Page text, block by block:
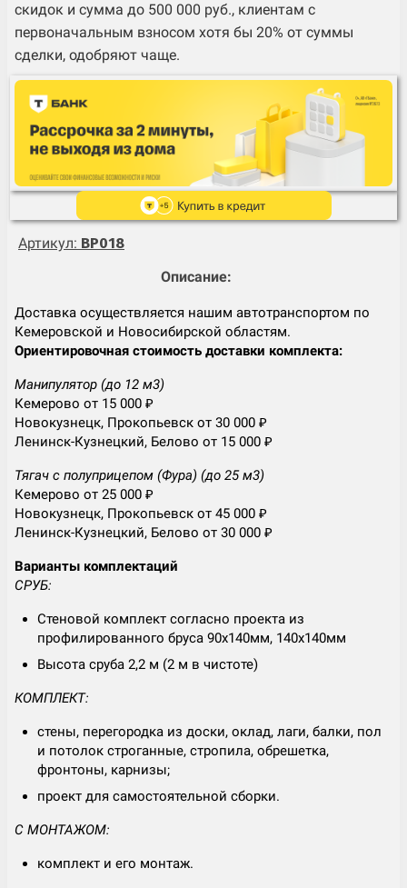
скидок и сумма до 500 000 руб., клиентам с
первоначальным взносом хотя бы 20% от суммы
сделки, одобряют чаще.
Артикул: BP018
Описание:
Доставка осуществляется нашим автотранспортом по
Кемеровской и Новосибирской областям.
Ориентировочная стоимость доставки комплекта:
Манипулятор (до 12 м3)
Кемерово от 15 000 ₽
Новокузнецк, Прокопьевск от 30 000 ₽
Ленинск-Кузнецкий, Белово от 15 000 ₽
Тягач с полуприцепом (Фура) (до 25 м3)
Кемерово от 25 000 ₽
Новокузнецк, Прокопьевск от 45 000 ₽
Ленинск-Кузнецкий, Белово от 30 000 ₽
Варианты комплектаций
СРУБ:
Стеновой комплект согласно проекта из
профилированного бруса 90х140мм, 140х140мм
Высота сруба 2,2 м (2 м в чистоте)
КОМПЛЕКТ:
стены, перегородка из доски, оклад, лаги, балки, пол
и потолок строганные, стропила, обрешетка,
фронтоны, карнизы;
проект для самостоятельной сборки.
С МОНТАЖОМ:
комплект и его монтаж.